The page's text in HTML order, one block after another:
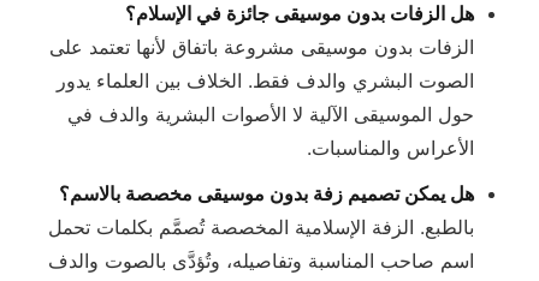
هل الزفات بدون موسيقى جائزة في الإسلام؟
الزفات بدون موسيقى مشروعة باتفاق لأنها تعتمد على
الصوت البشري والدف فقط. الخلاف بين العلماء يدور
حول الموسيقى الآلية لا الأصوات البشرية والدف في
الأعراس والمناسبات.
هل يمكن تصميم زفة بدون موسيقى مخصصة بالاسم؟
بالطبع. الزفة الإسلامية المخصصة تُصمَّم بكلمات تحمل
اسم صاحب المناسبة وتفاصيله، وتُؤدَّى بالصوت والدف